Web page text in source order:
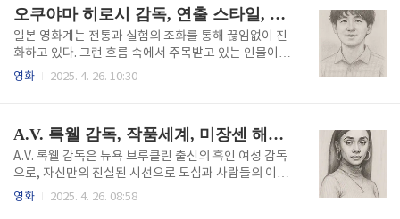
다. 영화는 대도시 뭄바이의 재..
중심으로 그의 작품세계와 대표작에 대한 해석, 그리고
감독 인터뷰와 촬영 비하인드 스토리까지 아울러 소개
하고자 한다.감정의 곡선을 설계하는 감독: 라줄리의 연
출법웨스턴 라줄리 감독은 "감정은 인물의 얼굴이 아
닌, 공간의 호흡 안에 존재한다"라고 말한다. 그의 연출
해 그는 장면마다 공..
오쿠야마 히로시 감독, 연출 스타일, 해석과 메시지, 비하인드 스토리
일본 영화계는 전통과 실험의 조화를 통해 끊임없이 진
화하고 있다. 그런 흐름 속에서 주목받고 있는 인물이
바로 '오쿠야마 히로시' 감독이다. 그는 섬세한 연출과
깊이 있게 탐색하고, 그의 대표작 리뷰 및 해석, 감독 인
터뷰에서 드러난 창작 철학, 그리고 비하인드 스토리까
지 다양한 각도에서 그의 예술세계를 조명하고자 한다.
감정의 결을 직조하는 감독: 오쿠야마 히로시의 연출 스
타일오쿠야마 히로시 감독의 연출 스타일은 한 마디로
영화 2025. 4. 26. 10:30
A.V. 록웰 감독, 작품세계, 미장센 해석, 감독 인터뷰
A.V. 록웰 감독은 뉴욕 브루클린 출신의 흑인 여성 감독
으로, 자신만의 진실된 시선으로 도심과 사람들의 이야
기를 담아내며 영화계에 강한 인상을 남기고 있다. 그녀
영화 2025. 4. 26. 08:58